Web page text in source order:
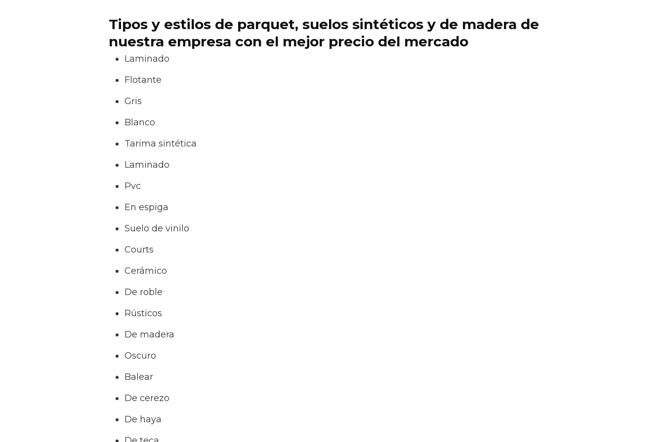
Tipos y estilos de parquet, suelos sintéticos y de madera de
nuestra empresa con el mejor precio del mercado
Laminado
Flotante
Gris
Blanco
Tarima sintética
Laminado
Pvc
En espiga
Suelo de vinilo
Courts
Cerámico
De roble
Rústicos
De madera
Oscuro
Balear
De cerezo
De haya